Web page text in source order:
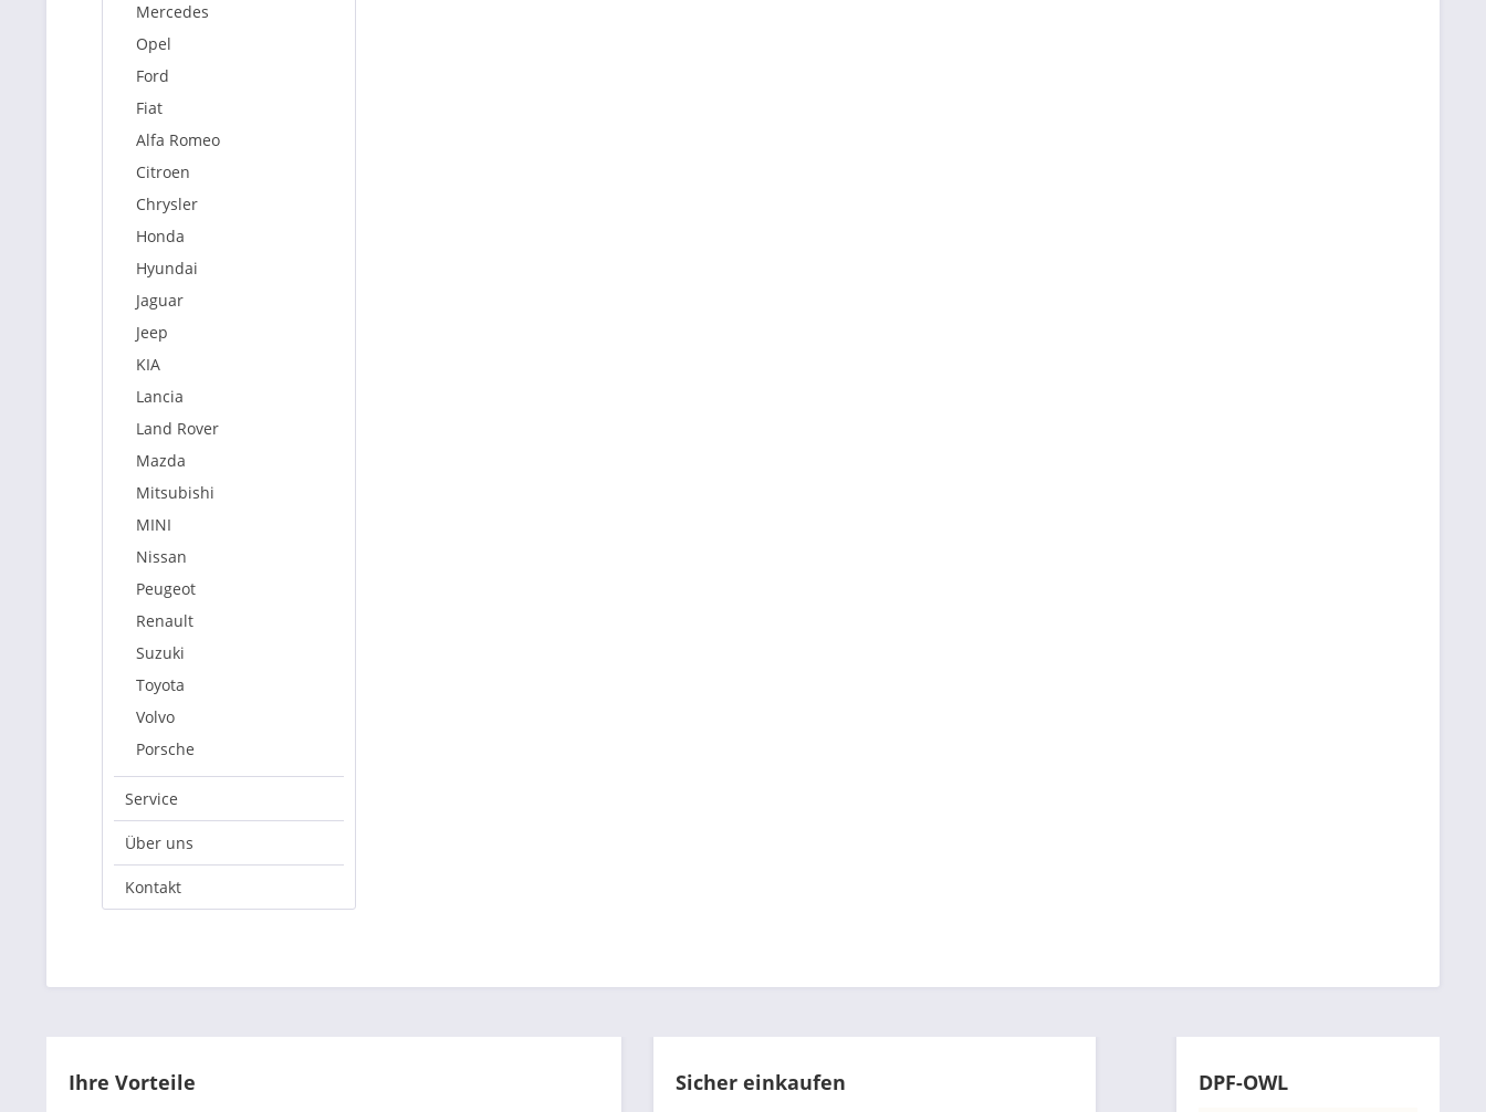
Mercedes
Opel
Ford
Fiat
Alfa Romeo
Citroen
Chrysler
Honda
Hyundai
Jaguar
Jeep
KIA
Lancia
Land Rover
Mazda
Mitsubishi
MINI
Nissan
Peugeot
Renault
Suzuki
Toyota
Volvo
Porsche
Service
Über uns
Kontakt
Ihre Vorteile Sicher einkaufen DPF-OWL